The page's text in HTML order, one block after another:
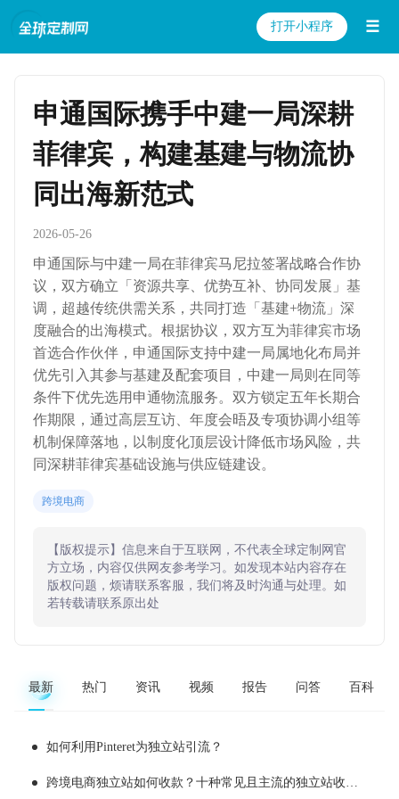
打开小程序 ☰
申通国际携手中建一局深耕
菲律宾，构建基建与物流协
同出海新范式
2026-05-26
申通国际与中建一局在菲律宾马尼拉签署战略合作协
议，双方确立「资源共享、优势互补、协同发展」基
调，超越传统供需关系，共同打造「基建+物流」深
度融合的出海模式。根据协议，双方互为菲律宾市场
首选合作伙伴，申通国际支持中建一局属地化布局并
优先引入其参与基建及配套项目，中建一局则在同等
条件下优先选用申通物流服务。双方锁定五年长期合
作期限，通过高层互访、年度会晤及专项协调小组等
机制保障落地，以制度化顶层设计降低市场风险，共
同深耕菲律宾基础设施与供应链建设。
跨境电商
【版权提示】信息来自于互联网，不代表全球定制网官
方立场，内容仅供网友参考学习。如发现本站内容存在
版权问题，烦请联系客服，我们将及时沟通与处理。如
若转载请联系原出处
最新 热门 资讯 视频 报告 问答 百科
如何利用Pinteret为独立站引流？
跨境电商独立站如何收款？十种常见且主流的独立站收款工具推荐